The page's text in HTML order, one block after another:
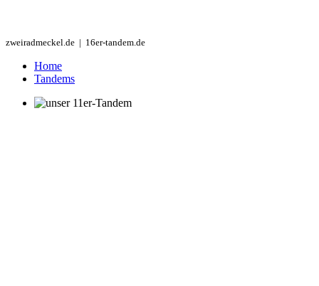
zweiradmeckel.de | 16er-tandem.de
Home
Tandems